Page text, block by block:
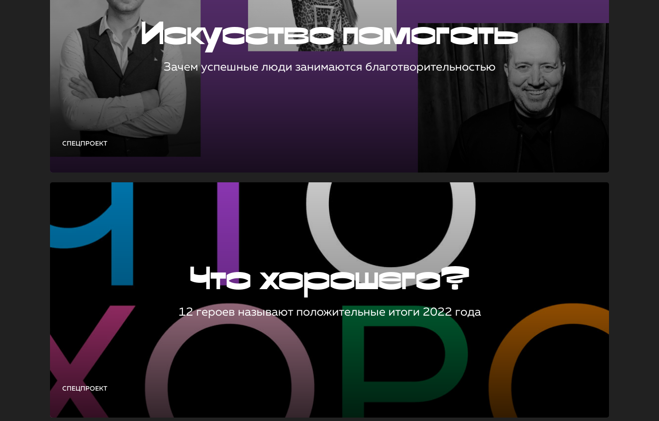
СПЕЦПРОЕКТ
Искусство помогать
Зачем успешные люди занимаются благотворительностью
СПЕЦПРОЕКТ
Что хорошего?
12 героев называют положительные итоги 2022 года